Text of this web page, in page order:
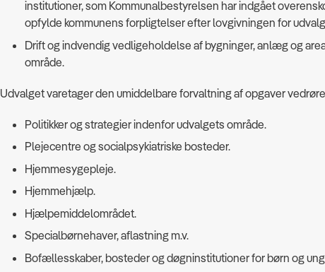
institutioner, som Kommunalbestyrelsen har indgået
opfylde kommunens forpligtelser efter lovgivningen for
Drift og indvendig vedligeholdelse af bygninger, anlæg og
område.
Udvalget varetager den umiddelbare forvaltning af opgaver
Politikker og strategier indenfor udvalgets område.
Plejecentre og socialpsykiatriske bosteder.
Hjemmesygepleje.
Hjemmehjælp.
Hjælpemiddelområdet.
Specialbørnehaver, aflastning m.v.
Bofællesskaber, bosteder og døgninstitutioner for børn og